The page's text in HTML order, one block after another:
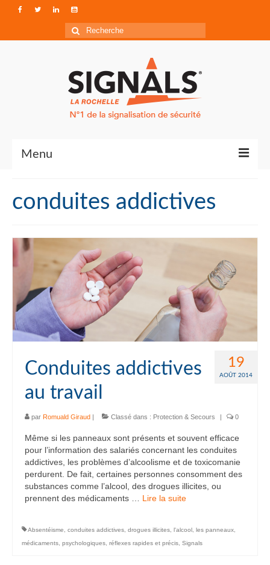
Rechercher
:
Menu
Qui sommes-nous ?
Accéder à Signals
conduites addictives
19
AOÛT 2014
Conduites addictives
au travail
par Romuald Giraud | Classé dans : Protection & Secours | 0
Même si les panneaux sont présents et souvent efficace
pour l’information des salariés concernant les conduites
addictives, les problèmes d’alcoolisme et de toxicomanie
perdurent. De fait, certaines personnes consomment des
substances comme l’alcool, des drogues illicites, ou
prennent des médicaments … Lire la suite­­
Absentéisme conduites addictives drogues illicites l'alcool les panneaux
médicaments psychologiques réflexes rapides et précis Signals